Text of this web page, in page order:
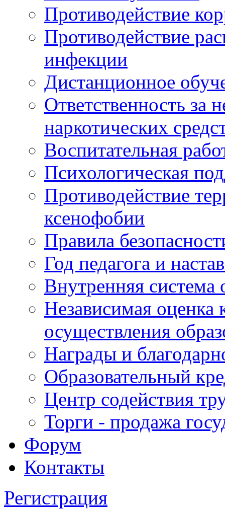
Противодействие
Противодействие
инфекции
Дистанционное
Ответственность за
наркотических
Воспитательная
Психологическая
Противодействие
ксенофобии
Правила
Год педагога и
Внутренняя система
Независимая оценка
осуществления
Награды и
Образовательный
Центр содействия
Торги - продажа
Форум
Контакты
Регистрация